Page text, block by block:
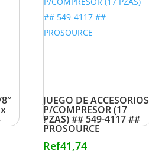
JUEGO DE ACCESORIOS
P/COMPRESOR (17
PZAS) ## 549-4117 ##
PROSOURCE
Ref41,74